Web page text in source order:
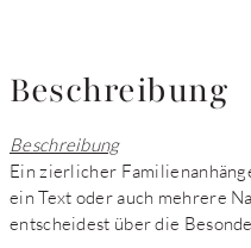
Beschreibung
Beschreibung
Ein zierlicher
ein Text oder auch mehrere
entscheidest über die